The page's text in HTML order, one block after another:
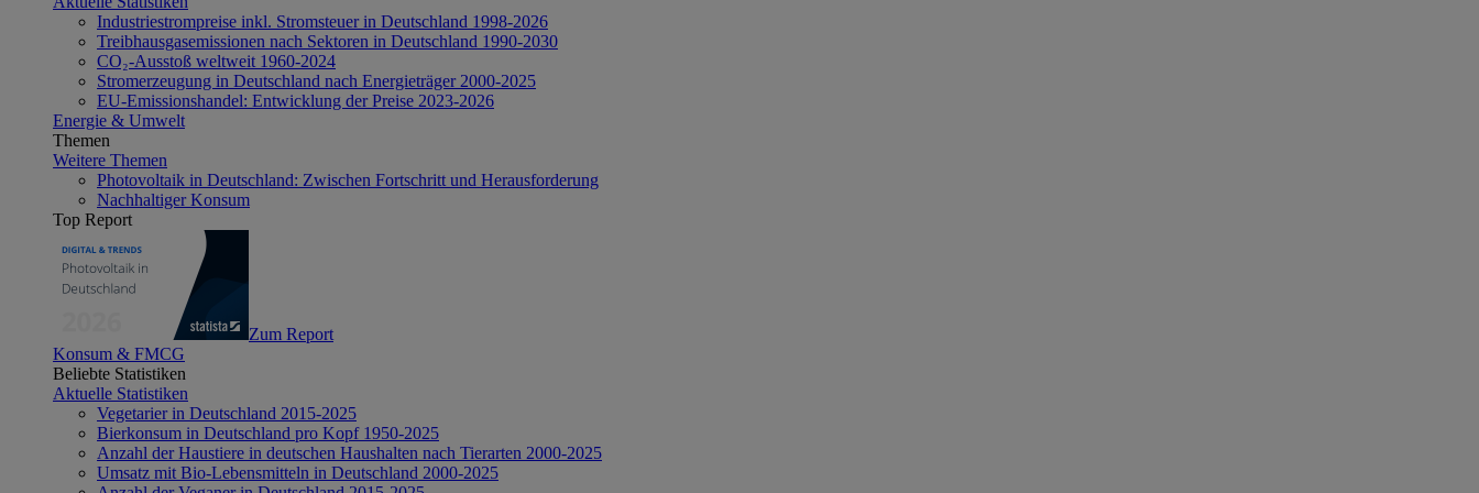
Industriestrompreise inkl. Stromsteuer in Deutschland 1998-2026
Treibhausgasemissionen nach Sektoren in Deutschland 1990-2030
CO₂-Ausstoß weltweit 1960-2024
Stromerzeugung in Deutschland nach Energieträger 2000-2025
EU-Emissionshandel: Entwicklung der Preise 2023-2026
Energie & Umwelt
Themen
Weitere Themen
Photovoltaik in Deutschland: Zwischen Fortschritt und Herausforderung
Nachhaltiger Konsum
Top Report
Zum Report
Konsum & FMCG
Beliebte Statistiken
Aktuelle Statistiken
Vegetarier in Deutschland 2015-2025
Bierkonsum in Deutschland pro Kopf 1950-2025
Anzahl der Haustiere in deutschen Haushalten nach Tierarten 2000-2025
Umsatz mit Bio-Lebensmitteln in Deutschland 2000-2025